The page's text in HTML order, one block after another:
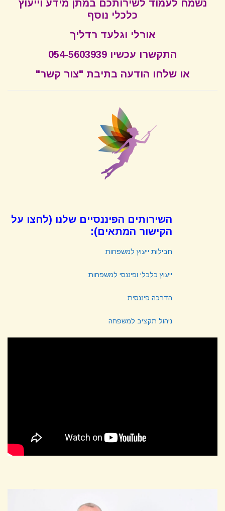
נשמח לעמוד לשירותכם במתן מידע וייעוץ
כלכלי נוסף
אורלי וגלעד רדליך
התקשרו עכשיו 054-5603939
או שלחו הודעה בתיבת "צור קשר"
השירותים הפיננסיים שלנו (לחצו על
הקישור המתאים):
חבילות ייעוץ למשפחות
ייעוץ כלכלי ופיננסי למשפחות
הדרכה פיננסית
ניהול תקציב למשפחה